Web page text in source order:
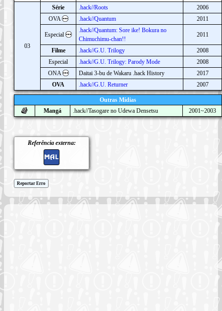
03
Série .hack//Roots
2006
OVA
.hack//Quantum 2011
Especial
.hack//Quantum: Sore ike! Bokura no
Chimuchimu-chan!!
2011
Filme .hack//G.U. Trilogy
2008
Especial
.hack//G.U. Trilogy: Parody Mode
2008
ONA
Daitai 3-bu de Wakaru .hack History
2017
OVA
.hack//G.U. Returner 2007
Outras Mídias
Mangá
.hack//Tasogare no Udewa Densetsu 2001~2003
Referência externa:
Reportar Erro